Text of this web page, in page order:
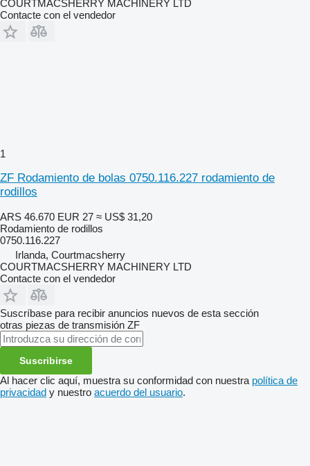
COURTMACSHERRY MACHINERY LTD
Contacte con el vendedor
1
ZF Rodamiento de bolas 0750.116.227 rodamiento de
rodillos
ARS 46.670 EUR 27 ≈ US$ 31,20
Rodamiento de rodillos
0750.116.227
Irlanda, Courtmacsherry
COURTMACSHERRY MACHINERY LTD
Contacte con el vendedor
Suscríbase para recibir anuncios nuevos de esta sección
otras piezas de transmisión ZF
Suscribirse
Al hacer clic aquí, muestra su conformidad con nuestra política de
privacidad y nuestro acuerdo del usuario.